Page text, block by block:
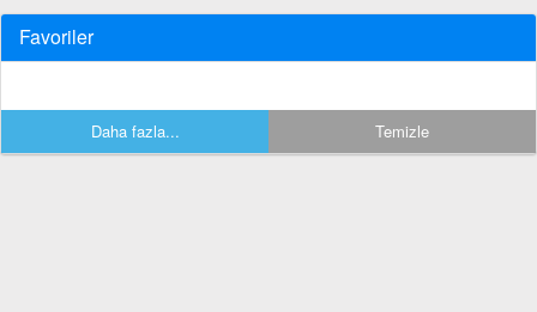
Favoriler
Daha fazla... Temizle